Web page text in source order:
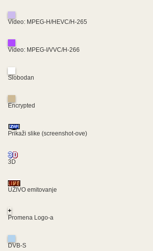
Video: MPEG-H/HEVC/H-265
Video: MPEG-I/VVC/H-266
Slobodan
Encrypted
Prikaži slike (screenshot-ove)
3D
UŽIVO emitovanje
+
Promena Logo-a
DVB-S